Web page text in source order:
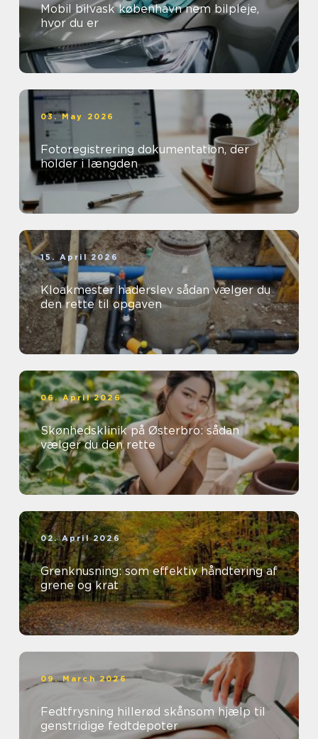
Mobil bilvask københavn nem bilpleje,
hvor du er
03. May 2026
Fotoregistrering dokumentation, der
holder i længden
15. April 2026
Kloakmester haderslev sådan vælger du
den rette til opgaven
06. April 2026
Skønhedsklinik på Østerbro: sådan
vælger du den rette
02. April 2026
Grenknusning: som effektiv håndtering af
grene og krat
09. March 2026
Fedtfrysning hillerød skånsom hjælp til
genstridige fedtdepoter